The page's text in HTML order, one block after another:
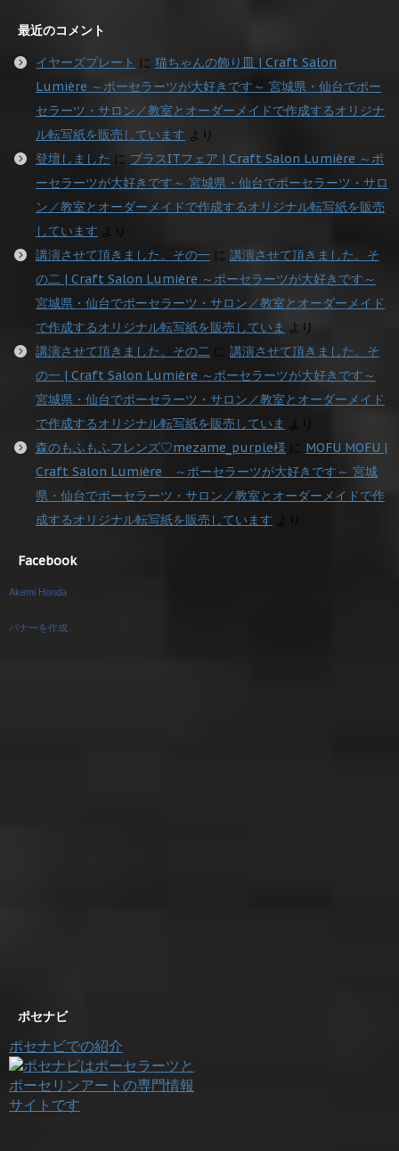
最近のコメント
イヤーズプレート に 猫ちゃんの飾り皿 | Craft Salon
Lumière ～ポーセラーツが大好きです～ 宮城県・仙台でポー
セラーツ・サロン／教室とオーダーメイドで作成するオリジナ
ル転写紙を販売しています より
登壇しました に プラスITフェア | Craft Salon Lumière ～ポ
ーセラーツが大好きです～ 宮城県・仙台でポーセラーツ・サロ
ン／教室とオーダーメイドで作成するオリジナル転写紙を販売
しています より
講演させて頂きました。その一 に 講演させて頂きました。そ
の二 | Craft Salon Lumière ～ポーセラーツが大好きです～
宮城県・仙台でポーセラーツ・サロン／教室とオーダーメイド
で作成するオリジナル転写紙を販売していま より
講演させて頂きました。その二 に 講演させて頂きました。そ
の一 | Craft Salon Lumière ～ポーセラーツが大好きです～
宮城県・仙台でポーセラーツ・サロン／教室とオーダーメイド
で作成するオリジナル転写紙を販売していま
より
森のもふもふフレンズ♡mezame_purple様 に MOFU MOFU |
Craft Salon Lumière ～ポーセラーツが大好きです～ 宮城
県・仙台でポーセラーツ・サロン／教室とオーダーメイドで作
成するオリジナル転写紙を販売しています より
Facebook
Akemi Honda
バナーを作成
ポセナビ
ポセナビでの紹介